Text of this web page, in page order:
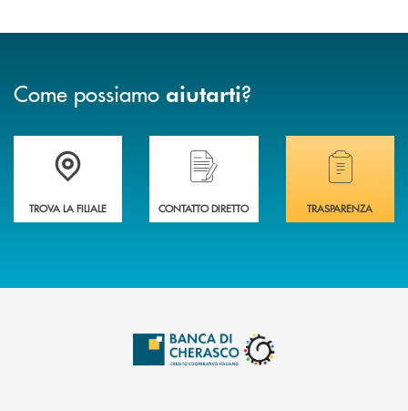
Come possiamo aiutarti?
Accedi all' elenco completo delle filiali .
TROVA LA FILIALE
Hai bisogno di assistenza immediata?
CONTATTO DIRETTO
Hai bisogno di
TRASPARENZA